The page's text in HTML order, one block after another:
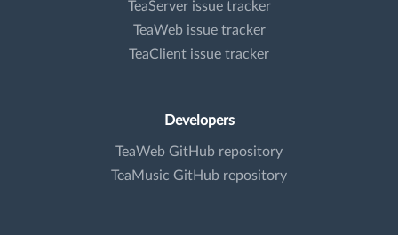
TeaServer issue tracker
TeaWeb issue tracker
TeaClient issue tracker
Developers
TeaWeb GitHub repository
TeaMusic GitHub repository